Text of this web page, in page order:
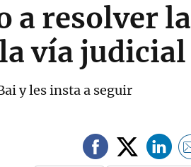
a resolver la
vía judicial
y les insta a seguir